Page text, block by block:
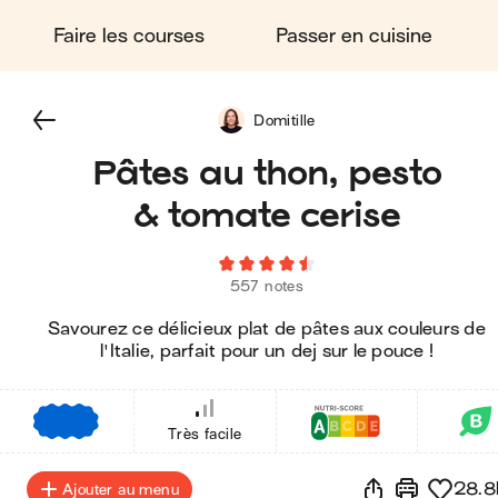
Faire les courses Passer en cuisine
Pâtes au thon, pesto
& tomate cerise
557 notes
Savourez ce délicieux plat de pâtes aux couleurs de
l'Italie, parfait pour un dej sur le pouce !
Domitille
Très facile
Ajouter au menu